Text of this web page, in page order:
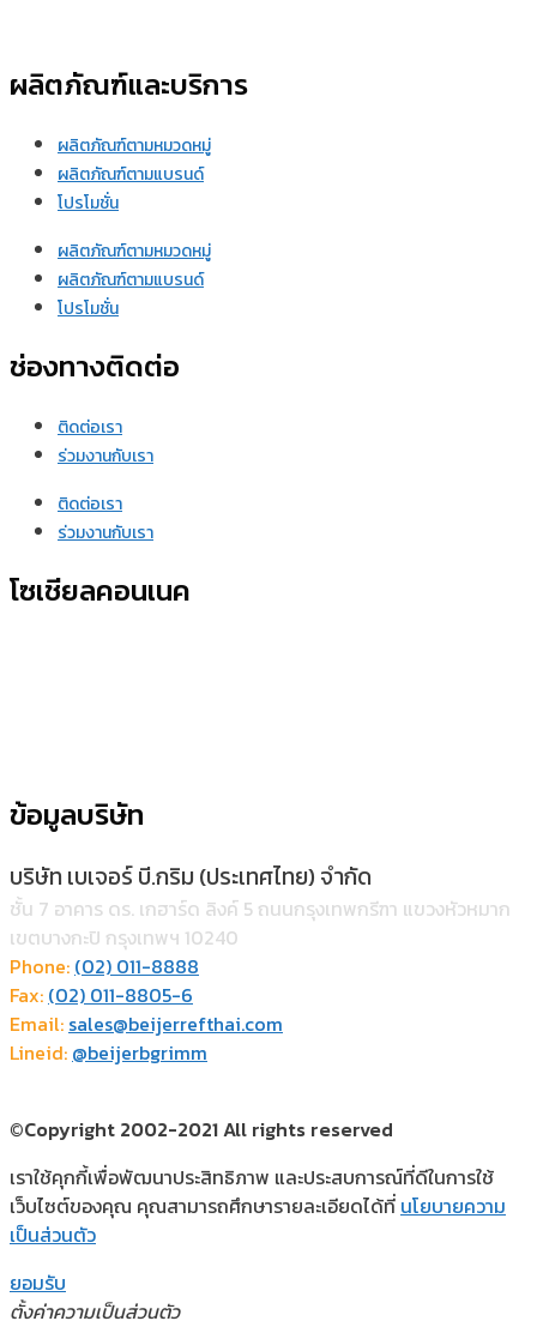
ผลิตภัณฑ์และบริการ
ผลิตภัณฑ์ตามหมวดหมู่
ผลิตภัณฑ์ตามแบรนด์
โปรโมชั่น
ผลิตภัณฑ์ตามหมวดหมู่
ผลิตภัณฑ์ตามแบรนด์
โปรโมชั่น
ช่องทางติดต่อ
ติดต่อเรา
ร่วมงานกับเรา
ติดต่อเรา
ร่วมงานกับเรา
โซเชียลคอนเนค
ข้อมูลบริษัท
บริษัท เบเจอร์ บี.กริม (ประเทศไทย) จำกัด
ชั้น 7 อาคาร ดร. เกฮาร์ด ลิงค์ 5 ถนนกรุงเทพกรีฑา แขวงหัวหมาก
เขตบางกะปิ กรุงเทพฯ 10240
Phone: (02) 011-8888
Fax: (02) 011-8805-6
Email: sales@beijerrefthai.com
Lineid: @beijerbgrimm
©Copyright 2002-2021 All rights reserved
เราใช้คุกกี้เพื่อพัฒนาประสิทธิภาพ และประสบการณ์ที่ดีในการใช้
เว็บไซต์ของคุณ คุณสามารถศึกษารายละเอียดได้ที่ นโยบายความ
เป็นส่วนตัว
ยอมรับ
ตั้งค่าความเป็นส่วนตัว